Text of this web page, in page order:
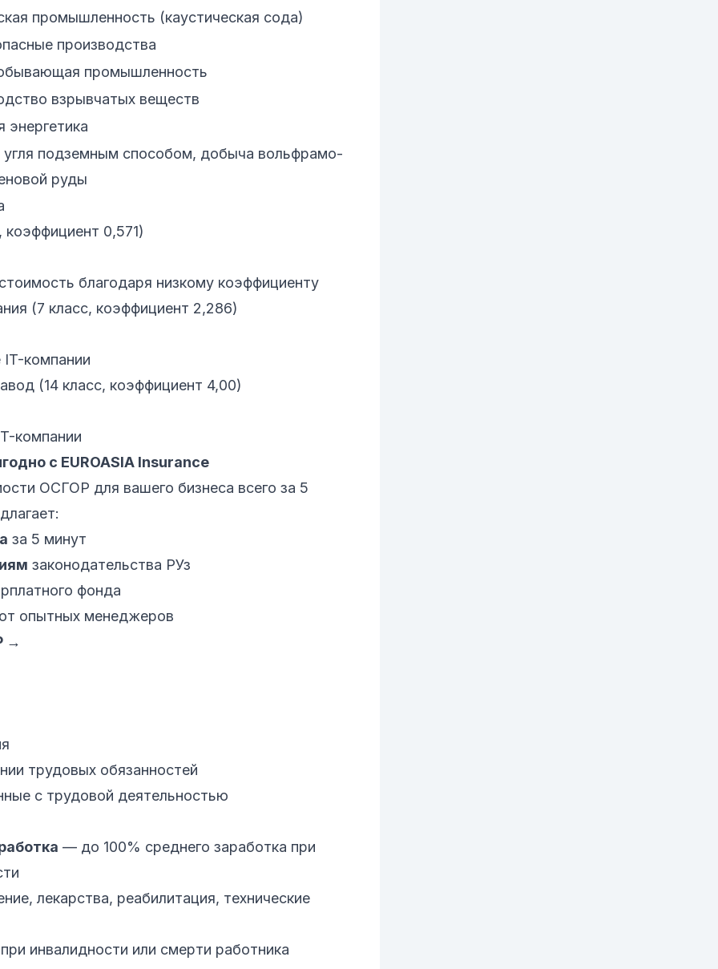
промышленность (каустическая сода)
производства
промышленность
взрывчатых веществ
энергетика
подземным способом, добыча вольфрамо-
руды
0,571)
благодаря низкому коэффициенту
(7 класс, коэффициент 2,286)
компании
(14 класс, коэффициент 4,00)
компании
с EUROASIA Insurance
ОСГОР для вашего бизнеса всего за 5
за 5 минут
законодательства РУз
фонда
опытных менеджеров
→
трудовых обязанностей
с трудовой деятельностью
— до 100% среднего заработка при
лекарства, реабилитация, технические
инвалидности или смерти работника